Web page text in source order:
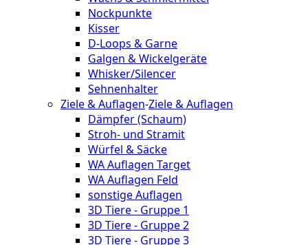
Nockpunkte
Kisser
D-Loops & Garne
Galgen & Wickelgeräte
Whisker/Silencer
Sehnenhalter
Ziele & Auflagen-Ziele & Auflagen
Dämpfer (Schaum)
Stroh- und Stramit
Würfel & Säcke
WA Auflagen Target
WA Auflagen Feld
sonstige Auflagen
3D Tiere - Gruppe 1
3D Tiere - Gruppe 2
3D Tiere - Gruppe 3